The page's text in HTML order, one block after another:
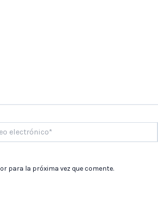
para la próxima vez que comente.